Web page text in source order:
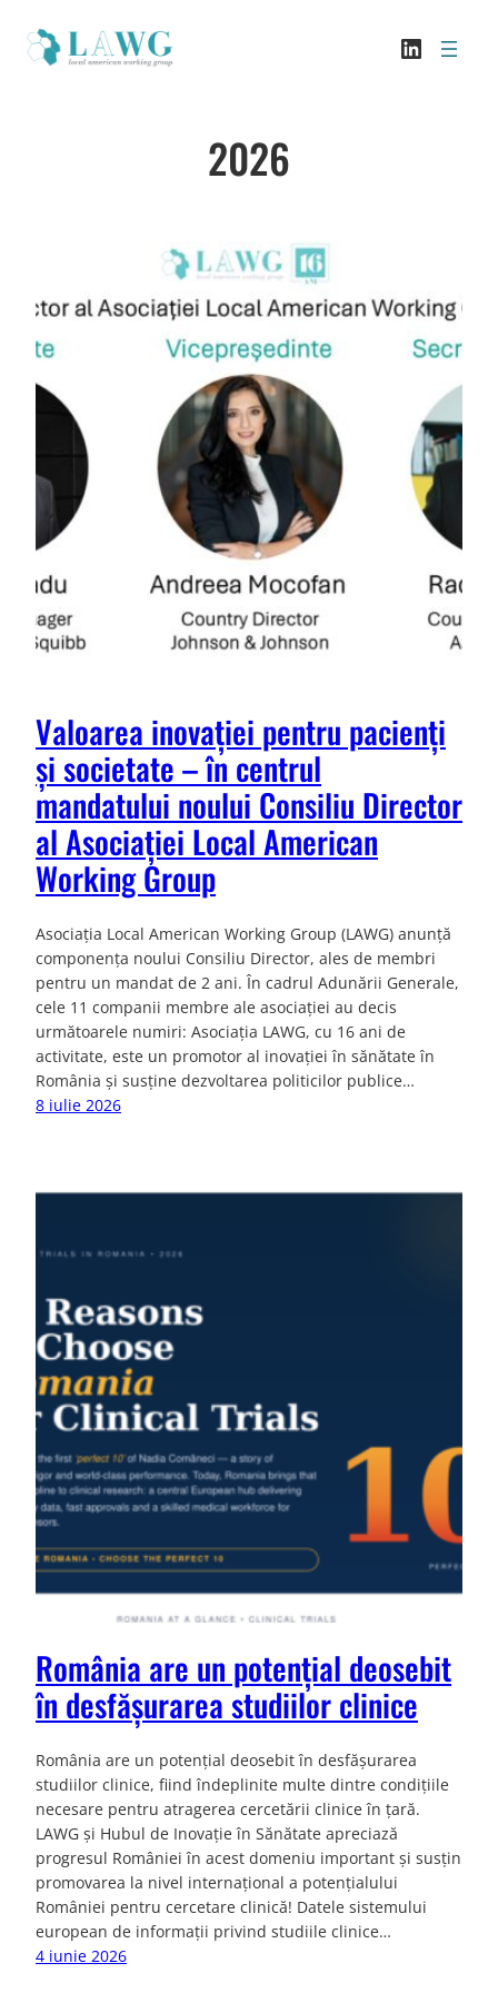
conținut
2026
Valoarea inovației pentru pacienți
și societate – în centrul
mandatului noului Consiliu Director
al Asociației Local American
Working Group
Asociația Local American Working Group (LAWG) anunță
componența noului Consiliu Director, ales de membri
pentru un mandat de 2 ani. În cadrul Adunării Generale,
cele 11 companii membre ale asociației au decis
următoarele numiri: Asociația LAWG, cu 16 ani de
activitate, este un promotor al inovației în sănătate în
România și susține dezvoltarea politicilor publice…
8 iulie 2026
România are un potențial deosebit
în desfășurarea studiilor clinice
România are un potențial deosebit în desfășurarea
studiilor clinice, fiind îndeplinite multe dintre condițiile
necesare pentru atragerea cercetării clinice în țară.
LAWG și Hubul de Inovație în Sănătate apreciază
progresul României în acest domeniu important și susțin
promovarea la nivel internațional a potențialului
României pentru cercetare clinică! Datele sistemului
european de informații privind studiile clinice…
4 iunie 2026